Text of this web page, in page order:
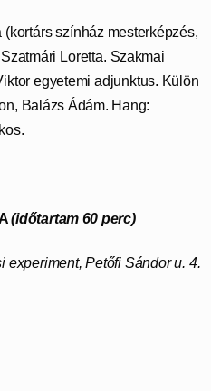
színház mesterképzés,
Loretta. Szakmai
egyetemi adjunktus. Külön
Balázs Ádám. Hang:
(időtartam 60 perc)
experiment, Petőfi Sándor u. 4.